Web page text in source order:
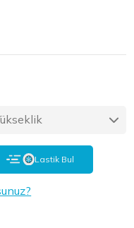
Lastik Bul